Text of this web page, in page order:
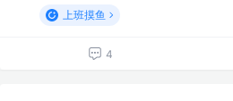
上班摸鱼
4